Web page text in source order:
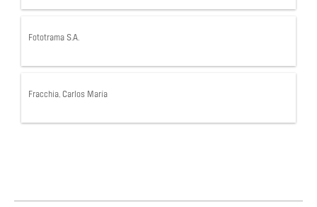
Fototrama S.A.
Fracchia, Carlos María